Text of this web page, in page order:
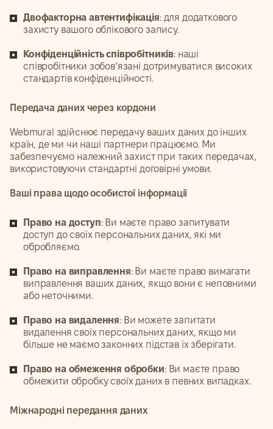
Двофакторна автентифікація: для додаткового
захисту вашого облікового запису.
Конфіденційність співробітників: наші
співробітники зобов’язані дотримуватися високих
стандартів конфіденційності.
Передача даних через кордони
Webmural здійснює передачу ваших даних до інших
країн, де ми чи наші партнери працюємо. Ми
забезпечуємо належний захист при таких передачах,
використовуючи стандартні договірні умови.
Ваші права щодо особистої інформації
Право на доступ: Ви маєте право запитувати
доступ до своїх персональних даних, які ми
обробляємо.
Право на виправлення: Ви маєте право вимагати
виправлення ваших даних, якщо вони є неповними
або неточними.
Право на видалення: Ви можете запитати
видалення своїх персональних даних, якщо ми
більше не маємо законних підстав їх зберігати.
Право на обмеження обробки: Ви маєте право
обмежити обробку своїх даних в певних випадках.
Міжнародні передання даних